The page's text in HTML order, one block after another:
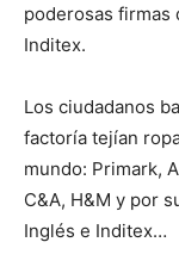
poderosas firmas
Inditex.
Los ciudadanos
factoría tejían
mundo: Primark,
C&A, H&M y por
Inglés e Inditex…